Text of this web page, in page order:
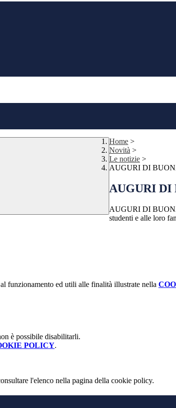
Home >
Novità >
Le notizie >
AUGURI DI
AUGURI DI
AUGURI DI
studenti e alle loro
funzionamento ed utili alle finalità illustrate nella
è possibile disabilitarli.
POLICY.
l'elenco nella pagina della cookie policy.